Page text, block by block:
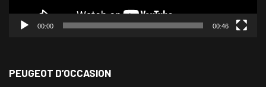
00:00 00:46
PEUGEOT D’OCCASION